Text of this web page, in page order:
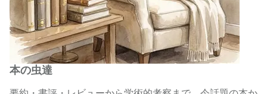
本の虫達